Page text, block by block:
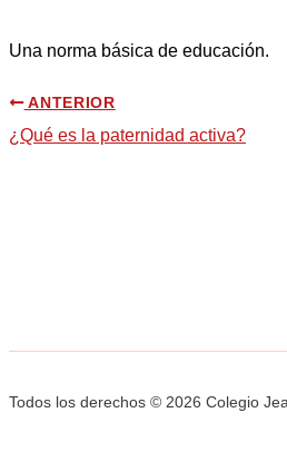
Una norma básica de educación.
ANTERIOR
¿Qué es la paternidad activa?
Todos los derechos © 2026 Colegio